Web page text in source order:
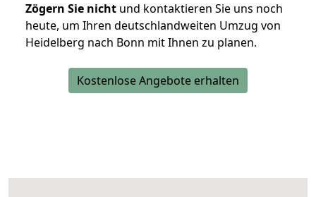
Zögern Sie nicht und kontaktieren Sie uns noch
heute, um Ihren deutschlandweiten Umzug von
Heidelberg nach Bonn mit Ihnen zu planen.
Kostenlose Angebote erhalten